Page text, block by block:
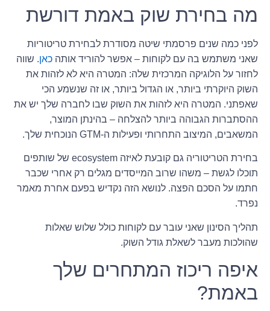
מה בחירת שוק באמת דורשת
לפני כמה שנים פרסמתי שיטה מסודרת לבחירת טריטוריות
שאני משתמש בה עם לקוחות – אפשר להוריד אותה כאן. שווה
לחזור על הלוגיקה המרכזית שלה: המטרה היא לא לזהות את
השוק היוקרתי ביותר, או הגדול ביותר, או זה שנשמע הכי
שאפתני. המטרה היא לזהות את השוק שבו לחברה שלך יש את
ההסתברות הגבוהה ביותר להצלחה – בהינתן המוצר,
המשאבים, המיצוב התחרותי ופעילות ה-GTM הנוכחית שלך.
בחירת הטריטוריה גם קובעת לאיזה ecosystem של שותפים
תוכלו לגשת – משהו שרוב המייסדים מגלים רק אחרי שכבר
חתמו על הסכם הפצה. לנושא הזה נקדיש בפעם אחרת מאמר
נפרד.
תהליך הסינון שאני עובר עם לקוחות כולל שלוש שאלות
שהולכות מעבר לשאלת גודל השוק.
איפה ריכוז המתחרים שלך
באמת?